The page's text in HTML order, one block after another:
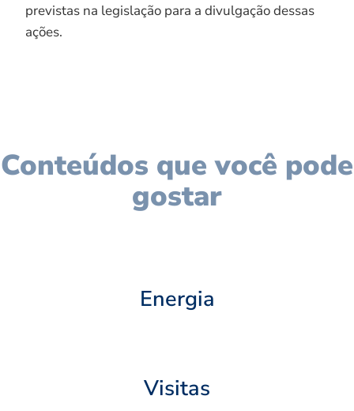
previstas na legislação para a divulgação dessas
ações.
Conteúdos que você pode
gostar
Energia
Visitas